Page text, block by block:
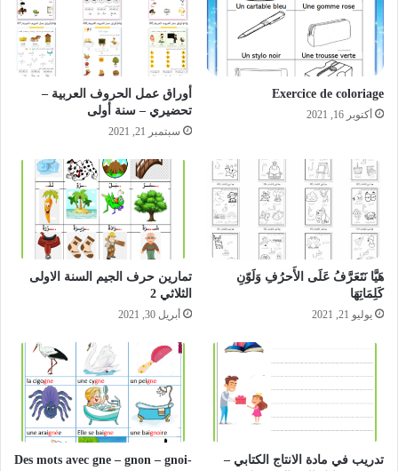
Exercice de coloriage
أكتوبر 16, 2021
أوراق عمل الحروف العربية –
تحضيري – سنة أولى
سبتمبر 21, 2021
هَيَّا نَتَعَرَّفُ عَلَى الأَحرُفِ وَلَوّنِ
كَلِمَاتِهَا
يوليو 21, 2021
تمارين حرف الجيم السنة الاولى
الثلاثي 2
أبريل 30, 2021
تدريب في مادة الانتاج الكتابي –
Des mots avec gne – gnon – gnoi-